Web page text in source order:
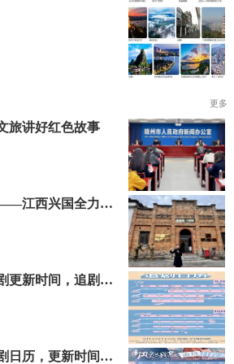
庆的特色美食。清宣统《高要县
麦塘鲤鱼尤有名，银鳞软骨，其
清蒸麦溪鲤甘香可口无腥味，“鲜
肥而不腻”。
更多
旅讲好红色故事
“红色”让老区更出彩——江西兴国全力打造红色文化传承发展创新示范区
踮起脚尖靠近你电视剧更新时间，追剧日历及剧情简介
南风知我意电视剧追剧日历，更新时间一览表